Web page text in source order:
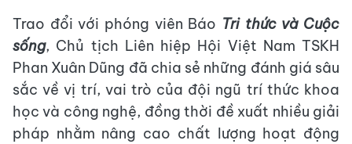
Trao đổi với phóng viên Báo Tri thức và Cuộc
sống, Chủ tịch Liên hiệp Hội Việt Nam TSKH
Phan Xuân Dũng đã chia sẻ những đánh giá sâu
sắc về vị trí, vai trò của đội ngũ trí thức khoa
học và công nghệ, đồng thời đề xuất nhiều giải
pháp nhằm nâng cao chất lượng hoạt động